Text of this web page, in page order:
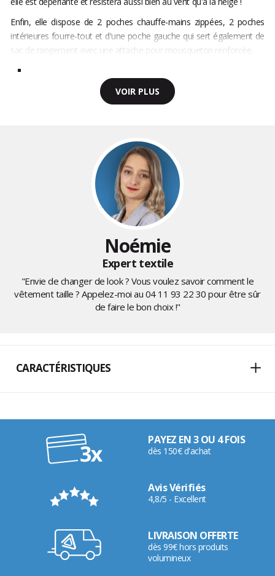
Enfin, elle dispose de 2 poches chauffe-mains zippées, 2 poches
intérieures fourre-tout et d'une poche gauche qui sert également de
sac de rangement avec une attache pour mousqueton renforcée.
VOIR PLUS
Noémie
Expert textile
"Envie de changer de look ? Vous voulez savoir comment le
vêtement taille ? Appelez-moi au 04 11 93 22 30 pour être sûr
de faire le bon choix !"
CARACTÉRISTIQUES
PAYEZ EN 3 OU 4 FOIS
dès 150€ d'achat
Avis Vérifiés
4,8/5 - Excellent
LIVRAISON OFFERTE
dès 99€ hors produits
volumineux